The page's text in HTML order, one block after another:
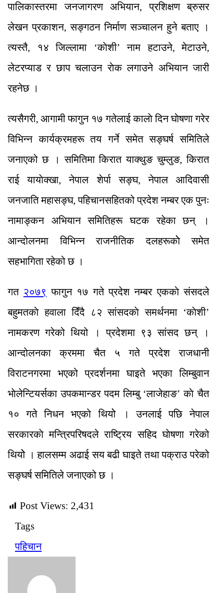
पालिकास्तरमा जनजागरण अभियान, प्रशिक्षण ब्रुसर
लेखन प्रकाशन, सङ्गठन निर्माण सञ्चालन हुने बताए ।
त्यस्तै, १४ जिल्लामा ‘काेशी’ नाम हटाउने, मेटाउने,
लेटरप्याड र छाप चलाउन राेक लगाउने अभियान जारी
रहनेछ ।
त्यसैगरी, आगामी फागुन १७ गतेलाई कालाे दिन घाेषणा गरेर
विभिन्न कार्यक्रमहरू तय गर्ने समेत सङ्घर्ष समितिले
जनाएको छ । समितिमा किरात याक्थुङ चुम्लुङ, किरात
राई यायाेक्खा, नेपाल शेर्पा सङ्घ, नेपाल आदिवासी
जनजाति महासङ्घ, पहिचानसहितको प्रदेश नम्बर एक पुनः
नामाङ्कन अभियान समितिहरू घटक रहेका छन् ।
आन्दोलनमा विभिन्न राजनीतिक दलहरूकाेे समेत
सहभागिता रहेको छ ।
गत २०७९ फागुन १७ गते प्रदेश नम्बर एककाे संसदले
बहुमतकाे हवाला दिँदै ८२ सांसदकाे समर्थनमा ‘काेशी’
नामकरण गरेको थियो । प्रदेशमा ९३ सांसद छन् ।
आन्दोलनका क्रममा चैत ५ गते प्रदेश राजधानी
विराटनगरमा भएको प्रदर्शनमा घाइते भएका लिम्बुवान
भाेलेन्टियर्सका उपकमान्डर पदम लिम्बु ‘लाजेहाङ’ काे चैत
१० गते निधन भएको थियोे । उनलाई पछि नेपाल
सरकारकाे मन्त्रिपरिषदले राष्ट्रिय सहिद घाेषणा गरेको
थियोे । हालसम्म अढाई सय बढी घाइते तथा पक्राउ परेको
सङ्घर्ष समितिले जनाएको छ ।
Post Views: 2,431
Tags
पहिचान